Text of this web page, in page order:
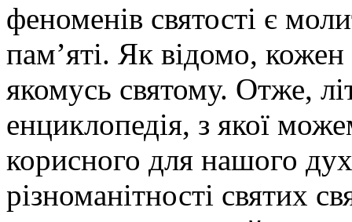
феноменів святості є
пам’яті. Як відомо,
якомусь святому. Отже,
енциклопедія, з якої
корисного для нашого
різноманітності святих